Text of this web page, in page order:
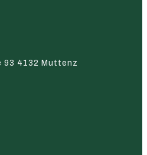
93 4132 Muttenz